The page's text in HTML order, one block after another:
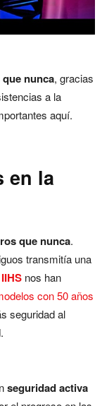
nunca, gracias
a la
aquí.
en la
que nunca.
transmitía una
IIHS nos han
con 50 años
seguridad al
seguridad activa